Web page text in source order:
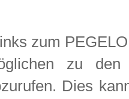
zum
zu den
Dies